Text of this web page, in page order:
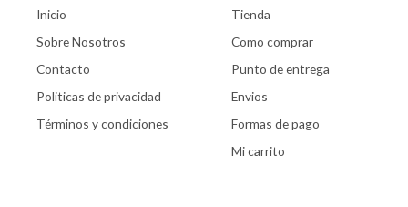
Inicio
Sobre Nosotros
Contacto
Politicas de privacidad
Términos y condiciones
Tienda
Como comprar
Punto de entrega
Envios
Formas de pago
Mi carrito